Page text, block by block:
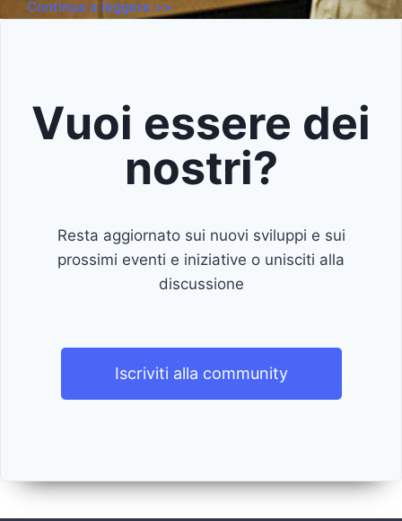
Continua a leggere >>
Vuoi essere dei
nostri?
Resta aggiornato sui nuovi sviluppi e sui
prossimi eventi e iniziative o unisciti alla
discussione
Iscriviti alla community